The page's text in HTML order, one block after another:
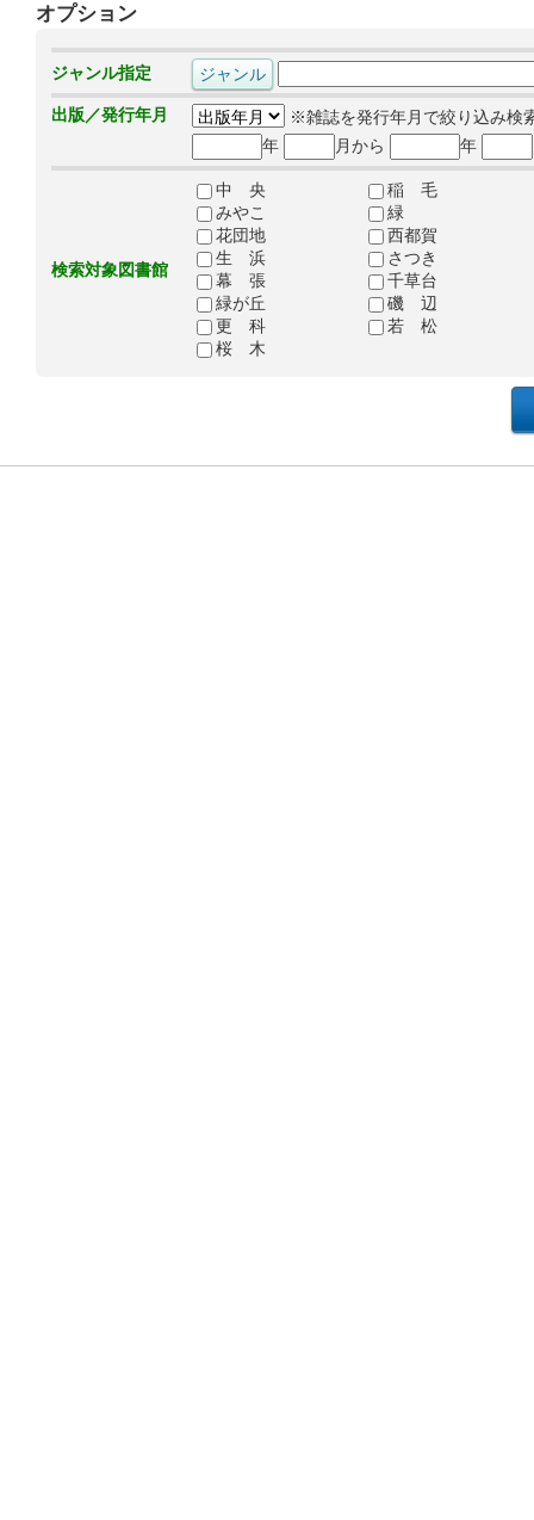
オプション
ジャンル指定
出版／発行年月
※雑誌を発行年月で絞り込み検
年
月から 年
検索対象図書館
中 央
稲 毛
みやこ
緑
花団地
西都賀
生 浜
さつき
幕 張
千草台
緑が丘
磯 辺
更 科
若 松
桜 木